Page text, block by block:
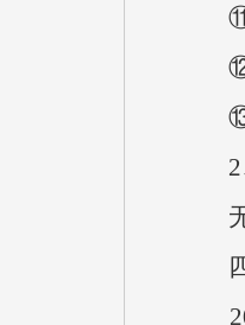
⑪资
⑫资
⑬对
2、